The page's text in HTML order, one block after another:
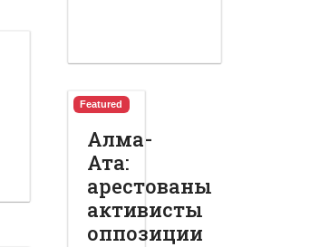
Featured
Алма-
Ата:
арестованы
активисты
оппозиции